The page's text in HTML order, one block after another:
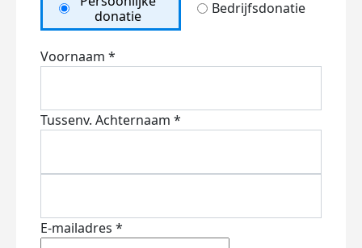
donatie
Bedrijfsdonatie
Voornaam *
Tussenv. Achternaam *
E-mailadres *